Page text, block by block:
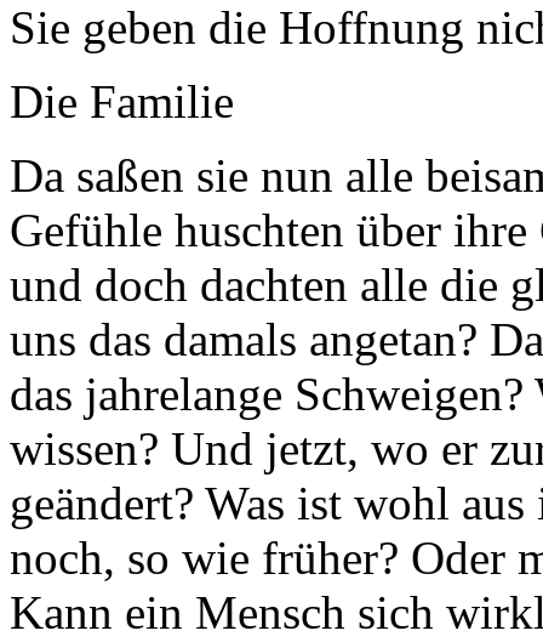
Sie geben die Hoffnung
Die Familie
Da saßen sie nun alle
Gefühle huschten über ihre
und doch dachten alle die
uns das damals angetan?
das jahrelange
wissen? Und jetzt, wo er
geändert? Was ist wohl
noch, so wie früher? Oder
Kann ein Mensch sich